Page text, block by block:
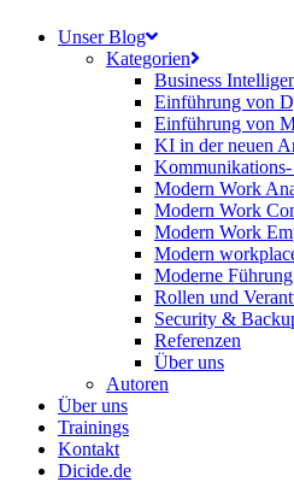
search
Menu
Unser Blog
Kategorien
Business
Einführung von
Einführung von
KI in der neuen
Modern Work
Modern Work
Modern Work
Modern
Moderne Führung
Rollen und
Security &
Referenzen
Über uns
Autoren
Über uns
Trainings
Kontakt
Dicide.de